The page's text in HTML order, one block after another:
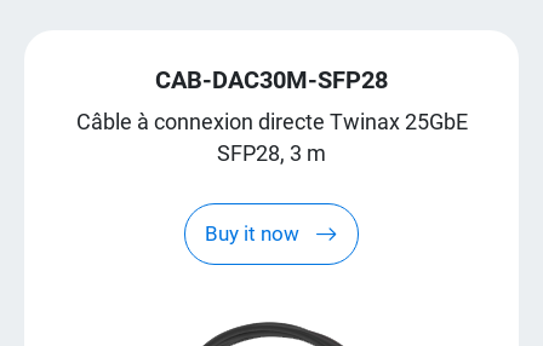
CAB-DAC30M-SFP28
Câble à connexion directe Twinax 25GbE
SFP28, 3 m
Buy it now